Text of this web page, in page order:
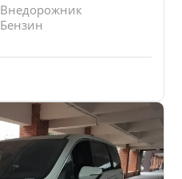
Внедорожник
Бензин